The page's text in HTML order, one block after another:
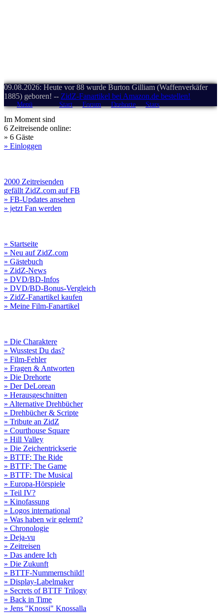
09.08.2026: Heute vor 88 wurde Burton Gilliam (Waffenverkäfer
1885) geboren! -- ZidZ-Fanartikel bei Amazon.de bestellen!
Menü Start Forum Drehorte Stars
Im Moment sind
6 Zeitreisende online:
» 6 Gäste
» Einloggen
2000 Zeitreisenden
gefällt ZidZ.com auf FB
» FB-Updates ansehen
» jetzt Fan werden
» Startseite
» Neu auf ZidZ.com
» Gästebuch
» ZidZ-News
» DVD/BD-Infos
» DVD/BD-Bonus-Vergleich
» ZidZ-Fanartikel kaufen
» Meine Film-Fanartikel
» Die Charaktere
» Wusstest Du das?
» Film-Fehler
» Fragen & Antworten
» Die Drehorte
» Der DeLorean
» Herausgeschnitten
» Alternative Drehbücher
» Drehbücher & Scripte
» Tribute an ZidZ
» Courthouse Square
» Hill Valley
» Die Zeichentrickserie
» BTTF: The Ride
» BTTF: The Game
» BTTF: The Musical
» Europa-Hörspiele
» Teil IV?
» Kinofassung
» Logos international
» Was haben wir gelernt?
» Chronologie
» Deja-vu
» Zeitreisen
» Das andere Ich
» Die Zukunft
» BTTF-Nummernschild!
» Display-Labelmaker
» Secrets of BTTF Trilogy
» Back in Time
» Jens "Knossi" Knossalla